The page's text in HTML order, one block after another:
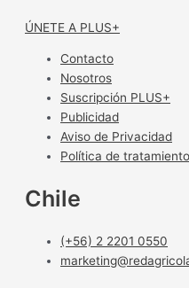
ÚNETE A PLUS+
Contacto
Nosotros
Suscripción PLUS+
Publicidad
Aviso de Privacidad
Política de
Chile
(+56) 2 2201 0550